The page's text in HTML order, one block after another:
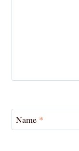
Name *